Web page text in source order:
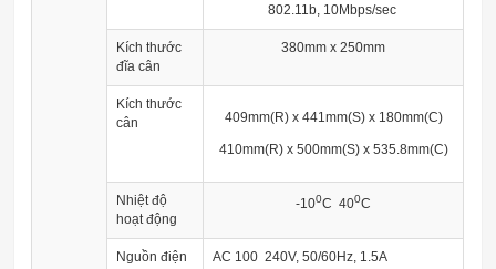
802.11b, 10Mbps/sec
Kích thước
đĩa cân
380mm x 250mm
Kích thước
cân
409mm(R) x 441mm(S) x 180mm(C)
410mm(R) x 500mm(S) x 535.8mm(C)
Nhiệt độ
hoạt động
-100C 400C
Nguồn điện AC 100 240V, 50/60Hz, 1.5A